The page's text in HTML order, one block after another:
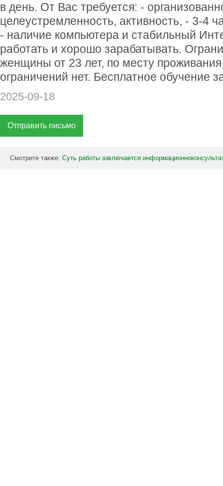
в день. От Вас требуется: -
целеустремленность, активность, - 3-4
- наличие компьютера и стабильный
работать и хорошо зарабатывать.
женщины от 23 лет, по месту
ограничений нет. Бесплатное обучение
2025-09-18
Отправить письмо
Смотрите также: Суть работы заключается